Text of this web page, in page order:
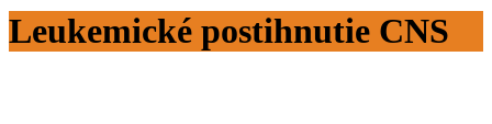
Leukemické postihnutie CNS